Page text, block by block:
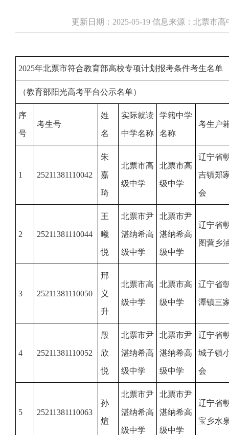
更新日期：2025-05-19 信息来源：北票市
2025年北票市符合教育部高校专项计划报考条件考生名单
（教育部阳光高考平台公示名单）
序
号
考生号
姓
名
实际就读
中学名称
学籍中学
名称
考生户
1 25211381110042
朱
嘉
琦
北票市高
级中学
北票市高
级中学
辽宁省
吉镇郑
会
2 25211381110044
王
曦
悦
北票市尹
湛纳希高
级中学
北票市尹
湛纳希高
级中学
辽宁省
图营乡
3 25211381110050
邢
义
升
北票市高
级中学
北票市高
级中学
辽宁省
潭镇三
4 25211381110052
殷
欣
悦
北票市尹
湛纳希高
级中学
北票市尹
湛纳希高
级中学
辽宁省
城子镇
会
5 25211381110063
孙
煊
北票市尹
湛纳希高
级中学
北票市尹
湛纳希高
级中学
辽宁省
宝乡水